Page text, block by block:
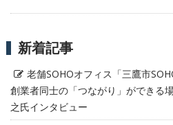
新着記事
老舗SOHOオフィス「三鷹市
創業者同士の「つながり」ができる
之氏インタビュー